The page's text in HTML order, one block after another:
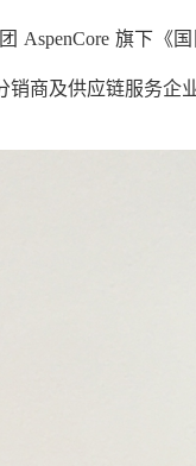
AspenCore 旗下《
商及供应链服务企业